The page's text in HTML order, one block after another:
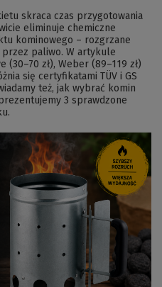
skraca czas przygotowania
eliminuje chemiczne
kominowego – rozgrzane
paliwo. W artykule
zł), Weber (89–119 zł)
się certyfikatami TÜV i GS
też, jak wybrać komin
3 sprawdzone